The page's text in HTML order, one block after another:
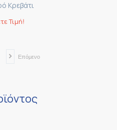
C3220 Σταθερό Κρεβάτι
για να μάθετε Τιμή!
Επόμενο